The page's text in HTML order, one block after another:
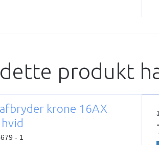
produkt
krone 16AX
- 1